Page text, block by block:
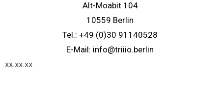
Alt-Moabit 104
10559 Berlin
Tel.: +49 (0)30 91140528
E-Mail: info@triiio.berlin
xx.xx.xx